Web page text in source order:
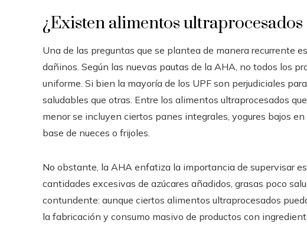
¿Existen alimentos ultraprocesados
Una de las preguntas que se plantea de manera recurrente
dañinos. Según las nuevas pautas de la AHA, no todos los
uniforme. Si bien la mayoría de los UPF son perjudiciales
saludables que otras. Entre los alimentos ultraprocesados
menor se incluyen ciertos panes integrales, yogures bajos
base de nueces o frijoles.
No obstante, la AHA enfatiza la importancia de supervisar
cantidades excesivas de azúcares añadidos, grasas poco
contundente: aunque ciertos alimentos ultraprocesados
la fabricación y consumo masivo de productos con